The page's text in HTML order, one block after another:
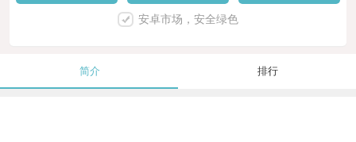
安卓市场，安全绿色
简介 排行